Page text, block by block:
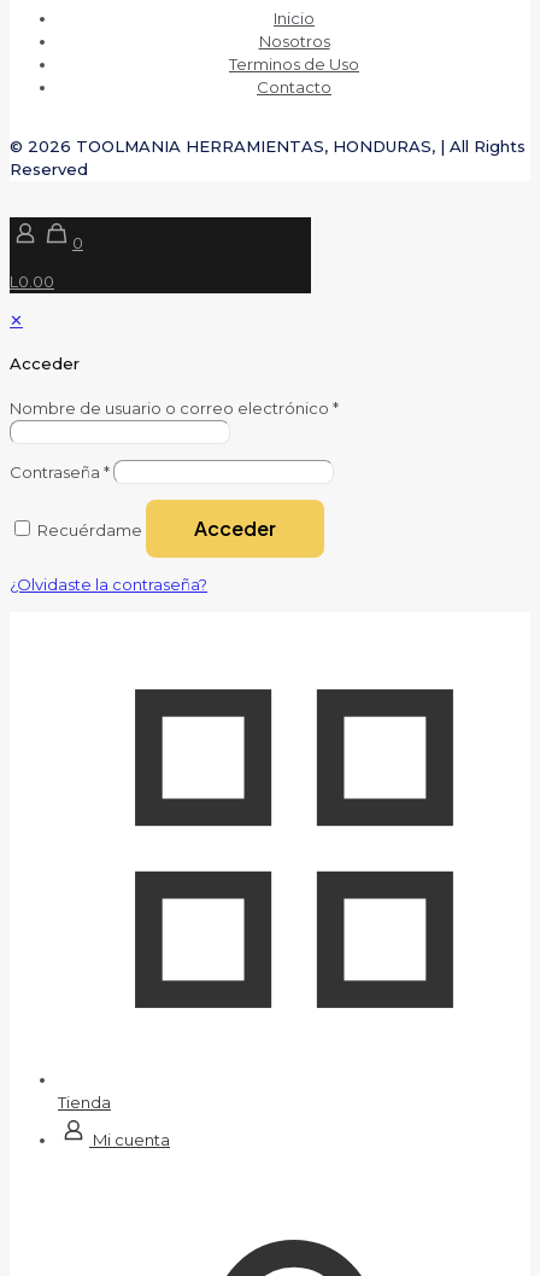
Inicio
Nosotros
Terminos de Uso
Contacto
© 2026 TOOLMANIA HERRAMIENTAS, HONDURAS, | All Rights
Reserved
0
L0.00
✕
Acceder
Nombre de usuario o correo electrónico *
Contraseña *
Recuérdame Acceder
¿Olvidaste la contraseña?
Tienda
Mi cuenta